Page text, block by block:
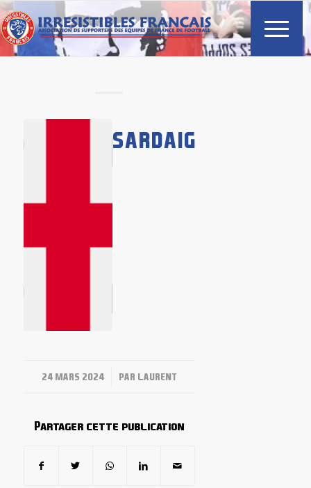
SARDAIGNE
24 MARS 2024
/ PAR LAURENT
Partager cette publication